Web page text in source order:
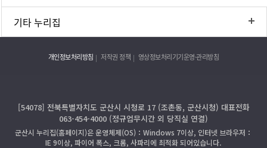
기타 누리집
개인정보처리방침 저작권 정책 영상정보처리기기운영·관리방침
[54078] 전북특별자치도 군산시 시청로 17 (조촌동, 군산시청) 대표전화
063-454-4000 (정규업무시간 외 당직실 연결)
군산시 누리집(홈페이지)은 운영체제(OS)：Windows 7이상, 인터넷 브라우저：
IE 9이상, 파이어 폭스, 크롬, 사파리에 최적화 되어있습니다.